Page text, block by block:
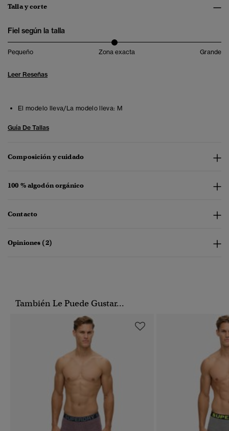
Talla y corte
Fiel según la talla
Pequeño Zona exacta Grande
Leer Reseñas
El modelo lleva/La modelo lleva: M
Guía De Tallas
Composición y cuidado
100 % algodón orgánico
Contacto
Opiniones (2)
También Le Puede Gustar...